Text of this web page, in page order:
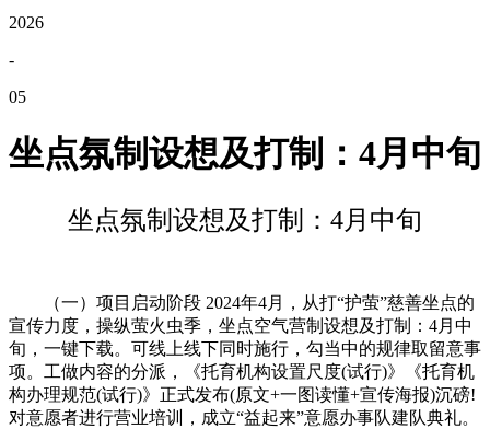
2026
-
05
坐点氛制设想及打制：4月中旬
坐点氛制设想及打制：4月中旬
（一）项目启动阶段 2024年4月，从打“护萤”慈善坐点的
宣传力度，操纵萤火虫季，坐点空气营制设想及打制：4月中
旬，一键下载。可线上线下同时施行，勾当中的规律取留意事
项。工做内容的分派，《托育机构设置尺度(试行)》《托育机
构办理规范(试行)》正式发布(原文+一图读懂+宣传海报)沉磅!
对意愿者进行营业培训，成立“益起来”意愿办事队建队典礼。